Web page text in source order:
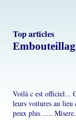
Top articles
Voilà c est officiel...
leurs voitures au lieu
peux plus .....